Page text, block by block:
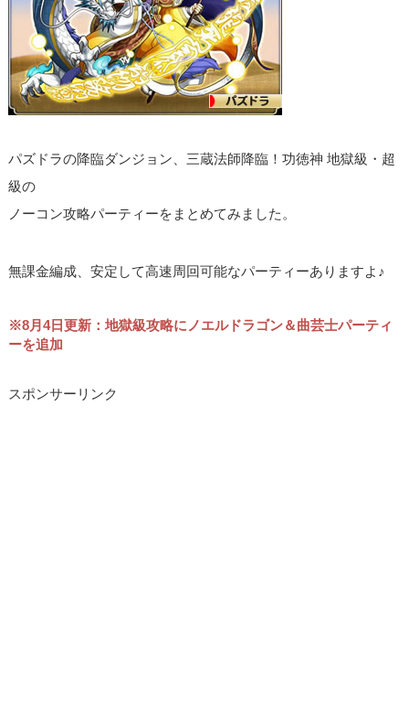
パズドラの降臨ダンジョン、三蔵法師降臨！功徳神 地獄級・超
級の
ノーコン攻略パーティーをまとめてみました。
無課金編成、安定して高速周回可能なパーティーありますよ♪
※8月4日更新：地獄級攻略にノエルドラゴン＆曲芸士パーティ
ーを追加
スポンサーリンク